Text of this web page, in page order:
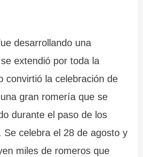
desarrollando una
extendió por toda la
convirtió la celebración de
gran romería que se
durante el paso de los
Se celebra el 28 de agosto y
miles de romeros que